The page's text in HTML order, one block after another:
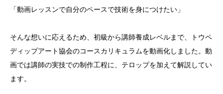
「動画レッスンで自分のペースで技術を身につけたい」
そんな想いに応えるため、初級から講師養成レベルまで、トウペ
ディップアート協会のコースカリキュラムを動画化しました。動
画では講師の実技での制作工程に、テロップを加えて解説してい
ます。